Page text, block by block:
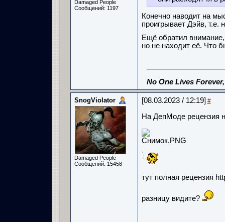
Damaged People
Сообщений: 1197
Конечно наводит на
проигрывает Дэйв,
Ещё обратил
но не находит её. Что
No One Lives
SnogViolator
Damaged People
Сообщений: 15458
[08.03.2023 / 12:19] #
На ДепМоде рецензия
тут полная рецензия
разницу видите?